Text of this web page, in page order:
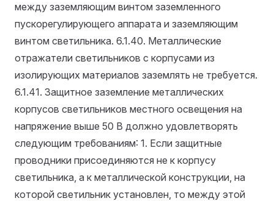
между заземляющим винтом заземленного
пускорегулирующего аппарата и заземляющим
винтом светильника. 6.1.40. Металлические
отражатели светильников с корпусами из
изолирующих материалов заземлять не требуется.
6.1.41. Защитное заземление металлических
корпусов светильников местного освещения на
напряжение выше 50 В должно удовлетворять
следующим требованиям: 1. Если защитные
проводники присоединяются не к корпусу
светильника, а к металлической конструкции, на
которой светильник установлен, то между этой